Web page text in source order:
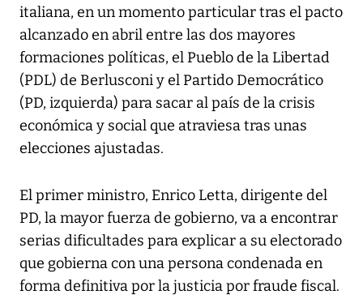
italiana, en un momento particular tras el pacto
alcanzado en abril entre las dos mayores
formaciones políticas, el Pueblo de la Libertad
(PDL) de Berlusconi y el Partido Democrático
(PD, izquierda) para sacar al país de la crisis
económica y social que atraviesa tras unas
elecciones ajustadas.
El primer ministro, Enrico Letta, dirigente del
PD, la mayor fuerza de gobierno, va a encontrar
serias dificultades para explicar a su electorado
que gobierna con una persona condenada en
forma definitiva por la justicia por fraude fiscal.